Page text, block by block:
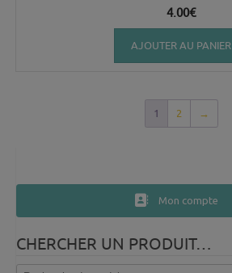
4.00€
AJOUTER AU PANIER
1 2 →
Mon compte
CHERCHER UN PRODUIT…